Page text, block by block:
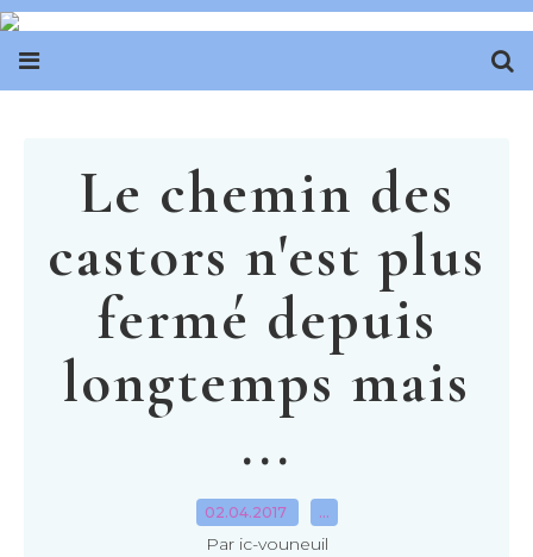
Le chemin des
castors n'est plus
fermé depuis
longtemps mais
...
02.04.2017 …
Par ic-vouneuil